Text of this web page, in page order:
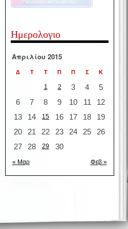
Ημερολογιο
Απριλίου 2015
Δ Τ Τ Π Π Σ Κ
« Μαρ Φεβ »
1 2 3 4
5
6
7 8 9 10 11
12
13
14 15 16 17 18
19
20
21 22 23 24 25
26
27
28 29 30